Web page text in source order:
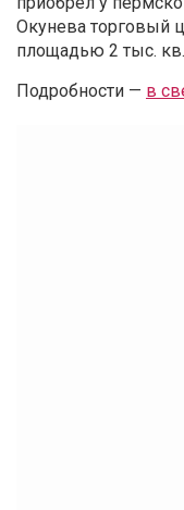
Окунева торговый
площадью 2 тыс.
Подробности — в